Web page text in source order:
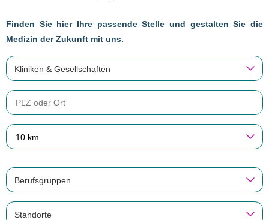
Finden Sie hier Ihre passende Stelle und gestalten Sie die
Medizin der Zukunft mit uns.
Kliniken & Gesellschaften
10 km
Berufsgruppen
Standorte